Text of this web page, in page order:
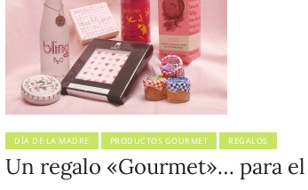
DÍA DE LA MADRE PRODUCTOS GOURMET REGALOS
Un regalo «Gourmet»… para